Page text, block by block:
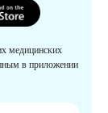
медицинских
в приложении